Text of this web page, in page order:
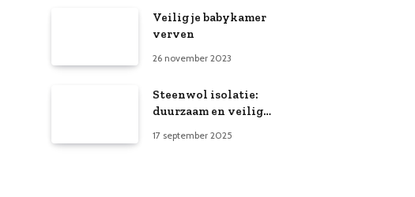
Veilig je babykamer
verven
26 november 2023
Steenwol isolatie:
duurzaam en veilig
17 september 2025